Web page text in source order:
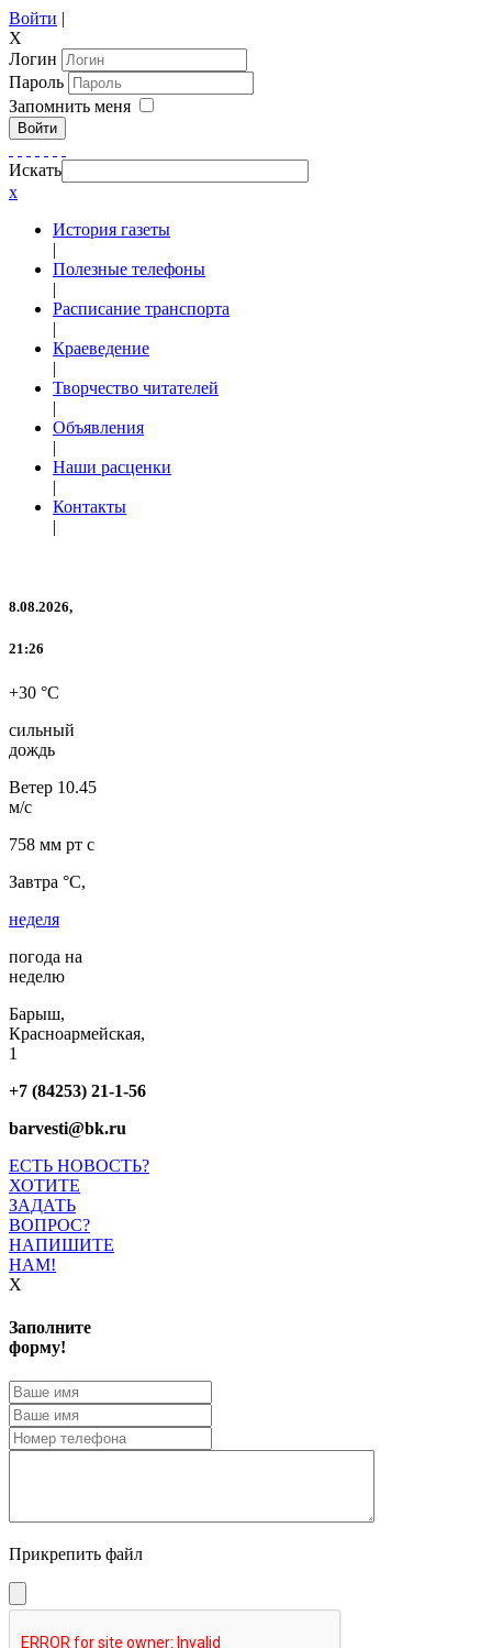
Войти |
X
Логин
Пароль
Запомнить меня
Войти
Искать
x
История газеты
|
Полезные телефоны
|
Расписание транспорта
|
Краеведение
|
Творчество читателей
|
Объявления
|
Наши расценки
|
Контакты
|
8.08.2026,
21:26
+30 °C
сильный
дождь
Ветер 10.45
м/с
758 мм рт с
Завтра °C,
неделя
погода на
неделю
Барыш,
Красноармейская,
1
+7 (84253) 21-1-56
barvesti@bk.ru
ЕСТЬ НОВОСТЬ?
ХОТИТЕ
ЗАДАТЬ
ВОПРОС?
НАПИШИТЕ
НАМ!
X
Заполните
форму!
Прикрепить файл